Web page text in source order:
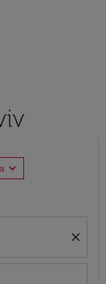
expand_more
close